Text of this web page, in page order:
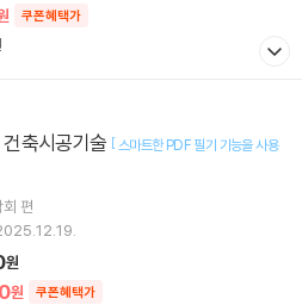
쿠폰혜택가
건축시공기술 [ 스마트한 PDF 필기 기능을 사용
편
원 쿠폰혜택가
원